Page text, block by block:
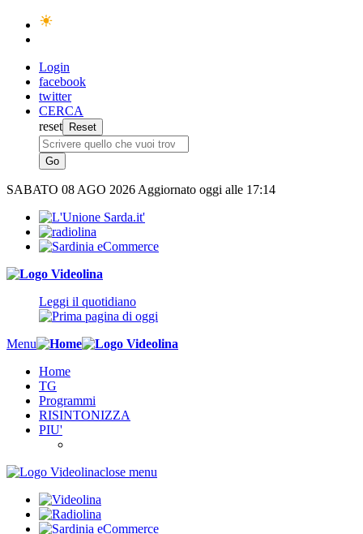
Login
facebook
twitter
CERCA
reset
SABATO 08 AGO 2026 Aggiornato oggi alle 17:14
Leggi il quotidiano
Menu
Home
TG
Programmi
RISINTONIZZA
PIU'
close menu